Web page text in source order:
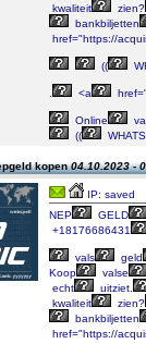
kwaliteit
zien?
bankbiljetten
href="https://
((
<a
Online
((
kopen04.10.2023 -
IP: saved
NEP
GELD
+18176686431
vals
geld
Koop
valse
echt
uitziet.
kwaliteit
zien?
bankbiljetten
href="https://